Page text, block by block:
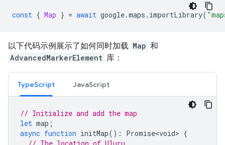
const { Map } = await google.maps . importLibrary(
以下代码示例展示了如何同时加载 Map 和
AdvancedMarkerElement 库：
TypeScript JavaScript
// Initialize and add the map
let map ;
async function initMap() : Promise<void> {